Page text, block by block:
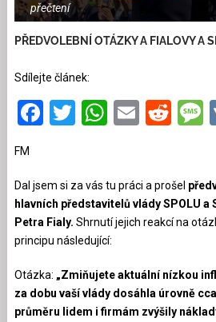
přečtení
PŘEDVOLEBNÍ OTÁZKY A FIALOVY A
Sdílejte článek:
Facebook
TwitterEmail
FM
Dal jsem si za vás tu práci a prošel
hlavních představitelů vlády SPOLU a
Petra Fialy. Shrnutí jejich reakcí na
principu následující:
Otázka: „Zmiňujete aktuální nízkou
za dobu vaší vlády dosáhla úrovně
průměru lidem i firmám zvýšily